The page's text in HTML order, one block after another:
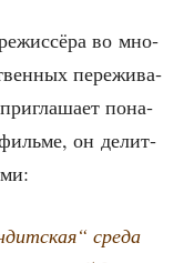
во мно­
пере­жи­ва­
пона­
он делит­
сре­да